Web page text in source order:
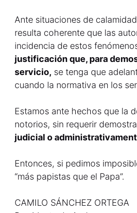
Ante situaciones de
resulta coherente que las
incidencia de estos
justificación que, para
servicio, se tenga que
cuando la normativa en los
Estamos ante hechos que la
notorios, sin requerir
judicial o
Entonces, si pedimos
“más papistas que el Papa”.
CAMILO SÁNCHEZ ORTEGA